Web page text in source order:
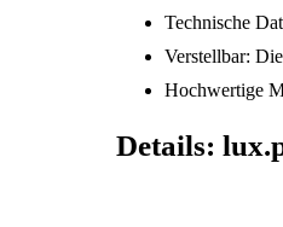
Technische
Verstellbar:
Hochwertige
Details: